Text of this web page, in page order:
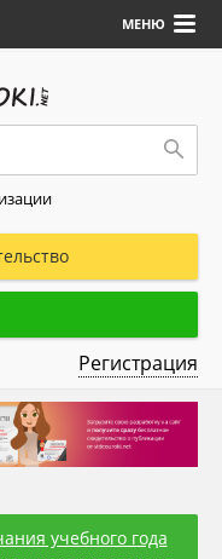
МЕНЮ
Регистрация
учебного года